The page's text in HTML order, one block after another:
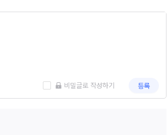
비밀글로 작성하기 등록